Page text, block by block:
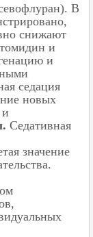
В
снижают
и
и
седация
новых
Седативная
значение